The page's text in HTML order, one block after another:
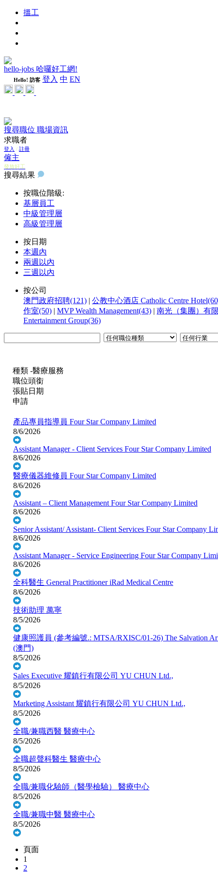
搵工
hello-jobs 哈囉好工網!
Hello! 訪客 登入 中 EN
搜尋職位 職場資訊
求職者
登入 / 註冊
僱主
發放好工
搜尋結果
按職位階級:
基層員工
中級管理層
高級管理層
按日期
本週內
兩週以內
三週以內
按公司
澳門政府招聘(121) | 公教中心酒店 Catholic Centre
作室(50) | MVP Wealth Management(43) | 南光（集團）有
Entertainment Group(36)
種類 -醫療服務
職位頭銜
張貼日期
申請
產品專員指導員 Four Star Company Limited
8/6/2026
Assistant Manager - Client Services Four Star Company Limited
8/6/2026
醫療儀器維修員 Four Star Company Limited
8/6/2026
Assistant – Client Management Four Star Company Limited
8/6/2026
Senior Assistant/ Assistant- Client Services Four Star Company
8/6/2026
Assistant Manager - Service Engineering Four Star Company
8/6/2026
全科醫生 General PractitioneriRad Medical Centre
8/6/2026
技術助理 萬寧
8/5/2026
健康照護員 (參考編號.: MTSA/RXISC/01-26) The Salvation
(澳門)
8/5/2026
Sales Executive 耀鎮行有限公司 YU CHUN Ltd.,
8/5/2026
Marketing Assistant 耀鎮行有限公司 YU CHUN Ltd.,
8/5/2026
全職/兼職西醫 醫療中心
8/5/2026
全職超聲科醫生 醫療中心
8/5/2026
全職/兼職化驗師（醫學檢驗） 醫療中心
8/5/2026
全職/兼職中醫 醫療中心
8/5/2026
頁面
1
2